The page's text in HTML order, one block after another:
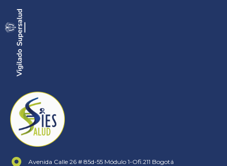
Avenida Calle 26 # 85d-55 Módulo 1-Ofi.211 Bogotá